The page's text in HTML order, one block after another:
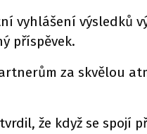
vyhlášení výsledků
příspěvek.
za skvělou
že když se